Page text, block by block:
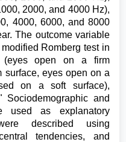
2000, and 4000 Hz),
4000, 6000, and 8000
The outcome variable
Romberg test in
(eyes open on a firm
surface, eyes open on a
on a soft surface),
and
used as explanatory
described using
tendencies, and